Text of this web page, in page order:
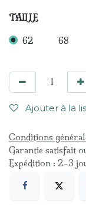
TAILLE
62 68
Ajouter à la
Conditions
Garantie satisfait
Expédition : 2-3